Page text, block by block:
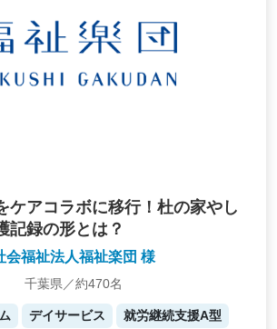
ケアコラボに移行！杜の家やし
記録の形とは？
会福祉法人福祉楽団 様
千葉県／約470名
デイサービス
就労継続支援A型